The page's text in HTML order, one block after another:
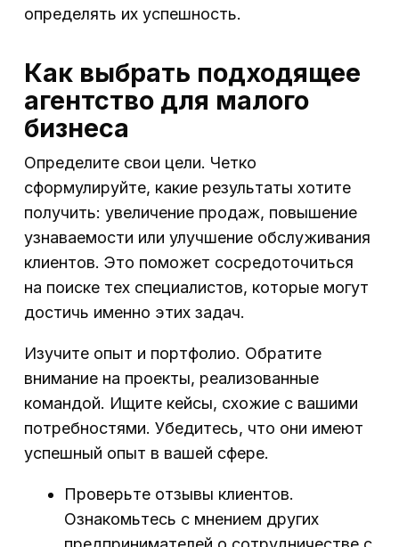
определять их успешность.
Как выбрать подходящее
агентство для малого
бизнеса
Определите свои цели. Четко
сформулируйте, какие результаты хотите
получить: увеличение продаж, повышение
узнаваемости или улучшение обслуживания
клиентов. Это поможет сосредоточиться
на поиске тех специалистов, которые могут
достичь именно этих задач.
Изучите опыт и портфолио. Обратите
внимание на проекты, реализованные
командой. Ищите кейсы, схожие с вашими
потребностями. Убедитесь, что они имеют
успешный опыт в вашей сфере.
Проверьте отзывы клиентов.
Ознакомьтесь с мнением других